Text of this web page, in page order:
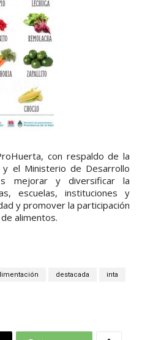
con respaldo de la
el Ministerio de Desarrollo
mejorar y diversificar la
escuelas, instituciones y
y promover la participación
alimentos.
destacada inta